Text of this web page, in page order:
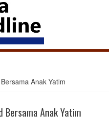
Anak Yatim
Bersama Anak Yatim